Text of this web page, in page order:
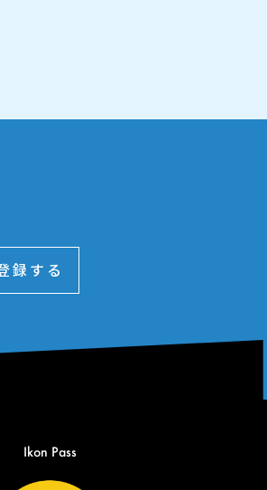
録する
Ikon Pass